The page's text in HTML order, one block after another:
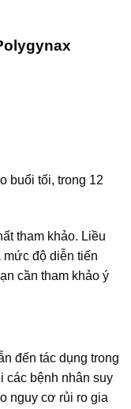
buổi tối, trong 12
tham khảo. Liều
mức độ diễn tiến
cần tham khảo ý
đến tác dụng trong
các bệnh nhân suy
nguy cơ rủi ro gia